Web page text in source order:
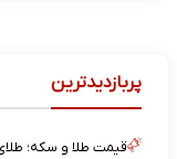
پربازدیدترین